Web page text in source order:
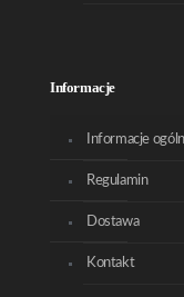
Informacje
Informacje
Regulamin
Dostawa
Kontakt